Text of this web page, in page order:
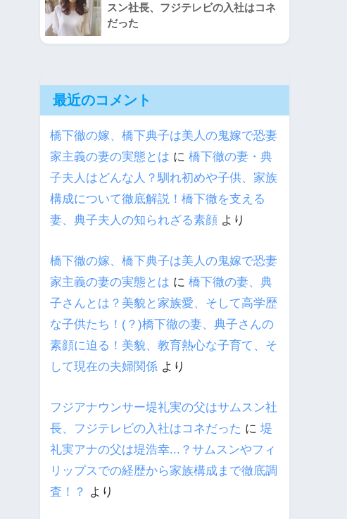
スン社長、フジテレビの入社はコネ
だった
最近のコメント
橋下徹の嫁、橋下典子は美人の鬼嫁で恐妻
家主義の妻の実態とは に 橋下徹の妻・典
子夫人はどんな人？馴れ初めや子供、家族
構成について徹底解説！橋下徹を支える
妻、典子夫人の知られざる素顔 より
橋下徹の嫁、橋下典子は美人の鬼嫁で恐妻
家主義の妻の実態とは に 橋下徹の妻、典
子さんとは？美貌と家族愛、そして高学歴
な子供たち！(？)橋下徹の妻、典子さんの
素顔に迫る！美貌、教育熱心な子育て、そ
して現在の夫婦関係 より
フジアナウンサー堤礼実の父はサムスン社
長、フジテレビの入社はコネだった に 堤
礼実アナの父は堤浩幸...？サムスンやフィ
リップスでの経歴から家族構成まで徹底調
査！？ より